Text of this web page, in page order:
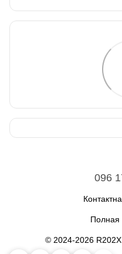
096
Полная
© 2024-2026